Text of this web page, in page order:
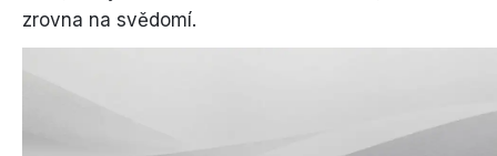
zrovna na svědomí.